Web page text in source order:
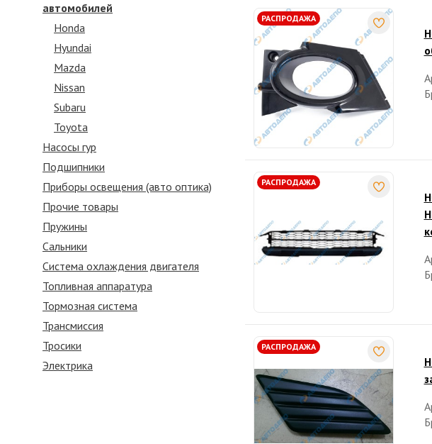
автомобилей
Honda
Hyundai
Mazda
Nissan
Subaru
Toyota
Насосы гур
Подшипники
Приборы освещения (авто оптика)
Прочие товары
Пружины
Сальники
Система охлаждения двигателя
Топливная аппаратура
Тормозная система
Трансмиссия
Тросики
Электрика
РАСПРОДАЖА
РАСПРОДАЖА
РАСПРОДАЖА